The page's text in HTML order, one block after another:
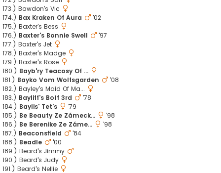
173.) Bawdon's Vic
174.) Bax Kraken Of Aura
'02
175.) Baxter's Bess
176.) Baxter's Bonnie Swell
'97
177.) Baxter's Jet
178.) Baxter's Madge
179.) Baxter's Rose
180.) Bayb'ry Teacosy Of ...
181.) Bayko Vom Wolfsgarden
'08
182.) Bayley's Maid Of Ma...
183.) Bayliff's Boff 3rd
'78
184.) Baylis' Tet's
'79
185.) Be Beauty Ze Zámeck...
'98
186.) Be Berenike Ze Záme...
'98
187.) Beaconsfield
'84
188.) Beadle
'00
189.) Beard's Jimmy
190.) Beard's Judy
191.) Beard's Nellie